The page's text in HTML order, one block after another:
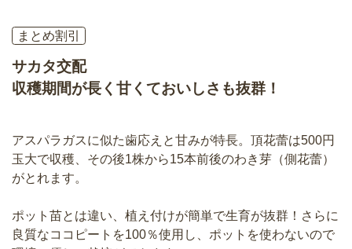
まとめ割引
サカタ交配
収穫期間が長く甘くておいしさも抜群！
アスパラガスに似た歯応えと甘みが特長。頂花蕾は500円
玉大で収穫、その後1株から15本前後のわき芽（側花蕾）
がとれます。
ポット苗とは違い、植え付けが簡単で生育が抜群！さらに
良質なココピートを100％使用し、ポットを使わないので